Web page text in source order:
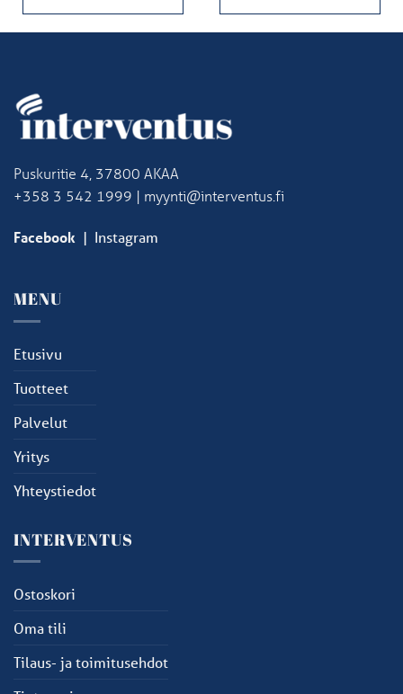
Puskuritie 4, 37800 AKAA
+358 3 542 1999 | myynti@interventus.fi
Facebook | Instagram
MENU
Etusivu
Tuotteet
Palvelut
Yritys
Yhteystiedot
INTERVENTUS
Ostoskori
Oma tili
Tilaus- ja toimitusehdot